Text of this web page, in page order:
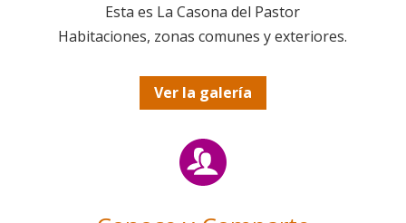
Esta es La Casona del Pastor
Habitaciones, zonas comunes y exteriores.
Ver la galería